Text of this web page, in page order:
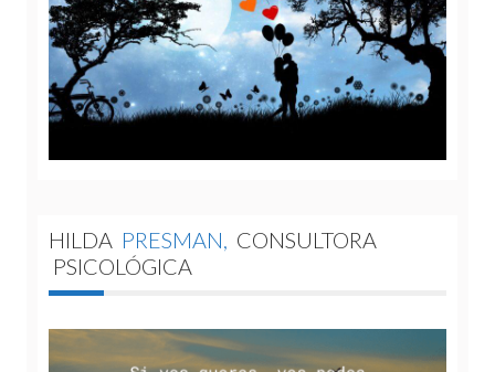
HILDA PRESMAN,
CONSULTORA
PSICOLÓGICA